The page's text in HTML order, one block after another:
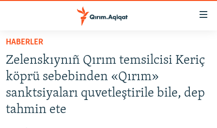
Esas
qaytmaq
Baş
navigatsiyağa
qaytmaq
Qıdıruvğa
HABERLER
İQTİSADİYAT
CEMİYET
HABERLER
Zelenskıynıñ Qırım temsilcisi Keriç
köprü sebebinden «Qırım»
sanktsiyaları quvetleştirile bile, dep
tahmin ete